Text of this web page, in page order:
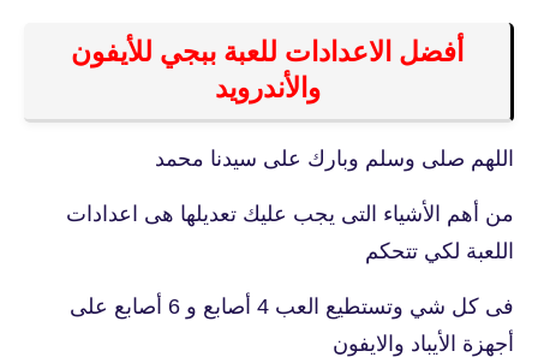
أفضل الاعدادات للعبة ببجي للأيفون
والأندرويد
اللهم صلى وسلم وبارك على سيدنا محمد
من أهم الأشياء التى يجب عليك تعديلها هى اعدادات
اللعبة لكي تتحكم
فى كل شي وتستطيع العب 4 أصابع و 6 أصابع على
أجهزة الأيباد والايفون